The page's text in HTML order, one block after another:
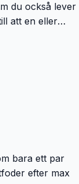
du också lever
att en eller
ett bra val.
för upp
mycket unga
inte har någon
gör att
även kan
MiBowl
bara ett par
efter max